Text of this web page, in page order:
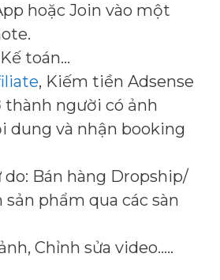
hoặc Join vào một
toán…
, Kiếm tiền Adsense
thành người có ảnh
dung và nhận booking
Bán hàng Dropship/
sản phẩm qua các sàn
Chỉnh sửa video…..